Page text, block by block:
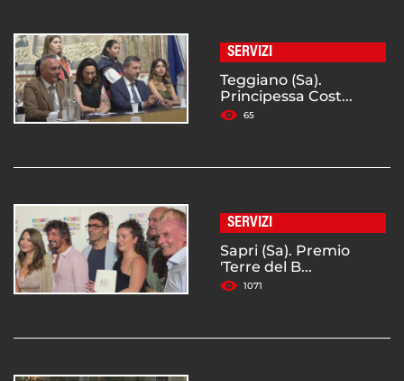
SERVIZI
Teggiano (Sa).
Principessa Cost...
65
SERVIZI
Sapri (Sa). Premio
'Terre del B...
1071